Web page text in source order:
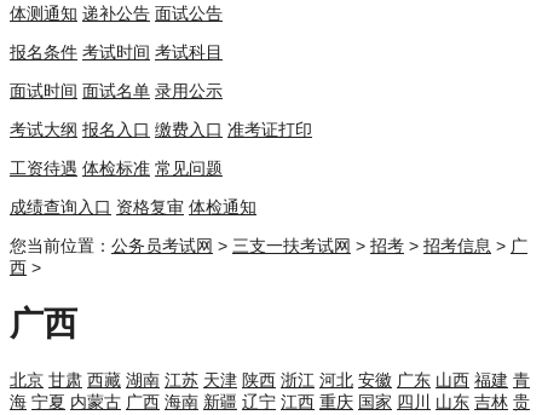
体测通知 递补公告 面试公告
报名条件 考试时间 考试科目
面试时间 面试名单 录用公示
考试大纲 报名入口 缴费入口 准考证打印
工资待遇 体检标准 常见问题
成绩查询入口 资格复审 体检通知
您当前位置： 公务员考试网 > 三支一扶考试网 > 招考 > 招考信息 > 广
西 >
广西
北京 甘肃 西藏 湖南 江苏 天津 陕西 浙江 河北 安徽 广东 山西 福建 青
海 宁夏 内蒙古 广西 海南 新疆 辽宁 江西 重庆 国家 四川 山东 吉林 贵